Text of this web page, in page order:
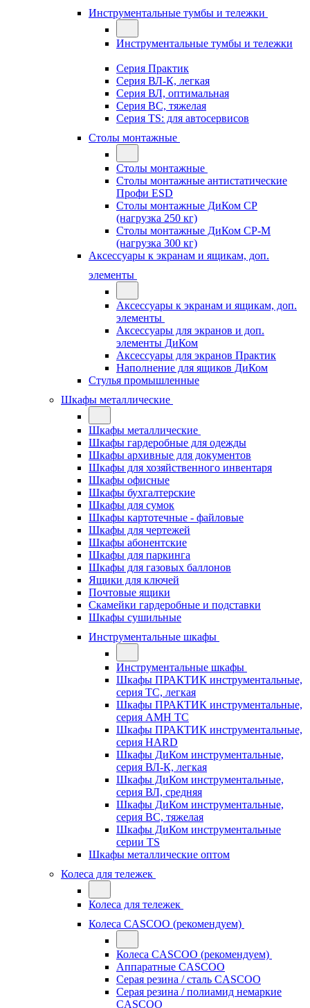
Инструментальные тумбы и тележки
Инструментальные тумбы и тележки
Серия Практик
Серия ВЛ-К, легкая
Серия ВЛ, оптимальная
Серия ВС, тяжелая
Серия TS: для автосервисов
Столы монтажные
Столы монтажные
Столы монтажные антистатические
Профи ESD
Столы монтажные ДиКом СР
(нагрузка 250 кг)
Столы монтажные ДиКом СР-М
(нагрузка 300 кг)
Аксессуары к экранам и ящикам, доп.
элементы
Аксессуары к экранам и ящикам, доп.
элементы
Аксессуары для экранов и доп.
элементы ДиКом
Аксессуары для экранов Практик
Наполнение для ящиков ДиКом
Стулья промышленные
Шкафы металлические
Шкафы металлические
Шкафы гардеробные для одежды
Шкафы архивные для документов
Шкафы для хозяйственного инвентаря
Шкафы офисные
Шкафы бухгалтерские
Шкафы для сумок
Шкафы картотечные - файловые
Шкафы для чертежей
Шкафы абонентские
Шкафы для паркинга
Шкафы для газовых баллонов
Ящики для ключей
Почтовые ящики
Скамейки гардеробные и подставки
Шкафы сушильные
Инструментальные шкафы
Инструментальные шкафы
Шкафы ПРАКТИК инструментальные,
серия ТC, легкая
Шкафы ПРАКТИК инструментальные,
серия AMH TC
Шкафы ПРАКТИК инструментальные,
серия HARD
Шкафы ДиКом инструментальные,
cерия ВЛ-К, легкая
Шкафы ДиКом инструментальные,
серия ВЛ, средняя
Шкафы ДиКом инструментальные,
серия ВС, тяжелая
Шкафы ДиКом инструментальные
серии TS
Шкафы металлические оптом
Колеса для тележек
Колеса для тележек
Колеса CASCOO (рекомендуем)
Колеса CASCOO (рекомендуем)
Аппаратные CASCOO
Серая резина / сталь CASCOO
Серая резина / полиамид немаркие
CASCOO